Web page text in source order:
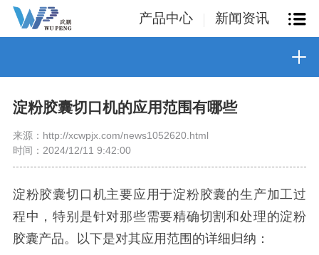
产品中心 新闻资讯
淀粉胶囊切口机的应用范围有哪些
来源：http://xcwpjx.com/news1052620.html
时间：2024/12/11 9:42:00
淀粉胶囊切口机主要应用于淀粉胶囊的生产加工过
程中，特别是针对那些需要精确切割和处理的淀粉
胶囊产品。以下是对其应用范围的详细归纳：